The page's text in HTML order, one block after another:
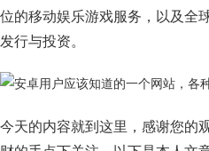
位的移动娱乐游戏服务，以及全
发行与投资。
今天的内容就到这里，感谢您的